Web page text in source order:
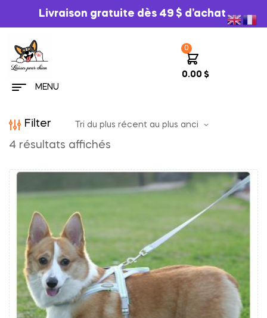
Livraison gratuite dès 49 $ d’achat
MENU
0
0.00$
Filter
4 résultats affichés